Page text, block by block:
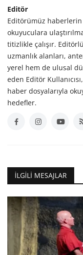
Editör
Editörümüz haberlerin
okuyuculara
titizlikle çalışır.
uzmanlık alanları,
yerel hem de ulusal
eden Editör
haber dosyalarıyla
hedefler.
İLGILI MESAJLAR